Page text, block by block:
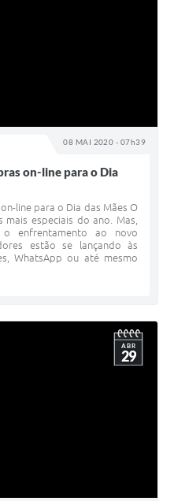
08 MAI 2020 - 07h39
on-line para o Dia
line para o Dia das Mães O
especiais do ano. Mas,
enfrentamento ao novo
estão se lançando às
WhatsApp ou até mesmo
ABR
29